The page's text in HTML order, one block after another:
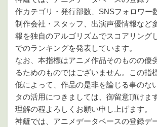
作カテゴリ・発行部数、SNSフォロワー
制作会社・スタッフ、出演声優情報など
報を独自のアルゴリズムでスコアリング
でのランキングを発表しています。
なお、本指標はアニメ作品そのものの優
るためのものではございません。この指
低によって、作品の是非を論じる事のな
タの活用につきましては、御留意頂けま
理解の程よろしくお願い申し上げます。
神籬では、アニメデータベースの登録デ